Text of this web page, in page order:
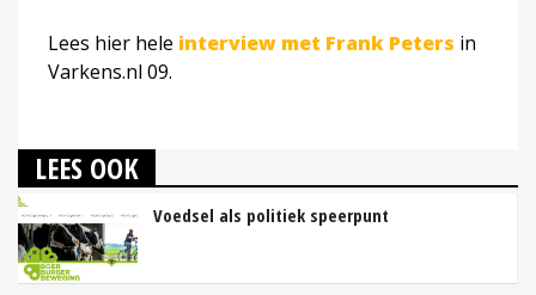
Lees hier hele interview met Frank Peters in
Varkens.nl 09.
LEES OOK
Voedsel als politiek speerpunt